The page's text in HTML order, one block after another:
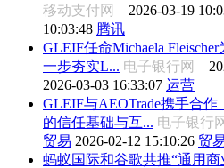
移动支付网 2026-03-19
10:03:48 腾讯
GLEIF任命Michaela
一步夯实L... 电子银行网
2026-03-03 16:33:07 运营
GLEIF与AEOTrade携手合作
的信任基础与互... 电子银行
贸易 2026-02-12 15:10:26 贸
蚂蚁国际和谷歌共推“通用